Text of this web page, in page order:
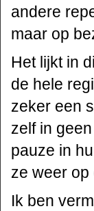
andere
maar op
Het lijkt in
de hele
zeker een
zelf in
pauze in
ze weer op
Ik ben